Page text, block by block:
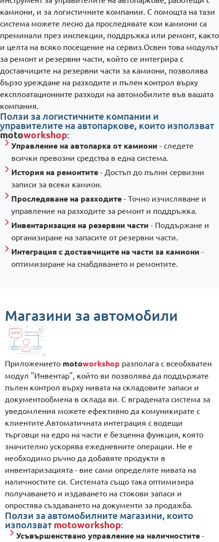
камиони, и за логистичните компании. С помощта на тази
система можете лесно да проследявате кои камиони са
преминали през инспекции, поддръжка или ремонт, както
и целта на всяко посещение на сервиз.Освен това модулът
за ремонт и резервни части, който се интегрира с
доставчиците на резервни части за камиони, позволява
бързо уреждане на разходите и пълен контрол върху
експлоатационните разходи на автомобилите във вашата
компания.
Ползи за логистичните компании и
управителите на автопаркове, които използват
motoworkshop:
Управление на автопарка от камиони - следете
всички превозни средства в една система.
История на ремонтите- Достъп до пълни сервизни
записи за всеки камион.
Проследяване на разходите- Точно изчисляване и
управление на разходите за ремонт и поддръжка.
Инвентаризация на резервни части - Поддържане и
организиране на запасите от резервни части.
Интеграция с доставчиците на части за камиони -
оптимизиране на снабдяването и ремонтите.
Магазини за автомобили
Приложението motoworkshop разполага с всеобхватен
модул "Инвентар", който ви позволява да поддържате
пълен контрол върху нивата на складовите запаси и
документообмена в склада ви. С вградената система за
уведомления можете ефективно да комуникирате с
клиентите.Автоматичната интеграция с водещи
търговци на едро на части е безценна функция, която
значително ускорява ежедневните операции. Не е
необходимо ръчно да добавяте продукти в
инвентаризацията - вие сами определяте нивата на
наличностите си. Системата също така оптимизира
получаването и издаването на стокови запаси и
опростява създаването на документи за продажба.
Ползи за автомобилните магазини, които
използват motoworkshop:
Усъвършенствано управление на наличностите-